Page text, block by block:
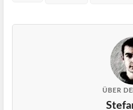
ÜBER